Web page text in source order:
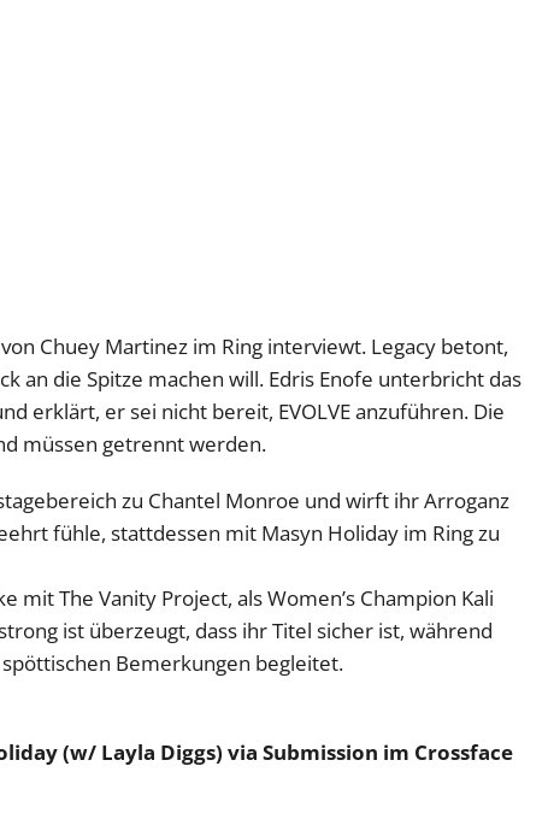
Chuey Martinez im Ring interviewt. Legacy betont,
an die Spitze machen will. Edris Enofe unterbricht das
erklärt, er sei nicht bereit, EVOLVE anzuführen. Die
müssen getrennt werden.
zu Chantel Monroe und wirft ihr Arroganz
fühle, stattdessen mit Masyn Holiday im Ring zu
mit The Vanity Project, als Women’s Champion Kali
ist überzeugt, dass ihr Titel sicher ist, während
Bemerkungen begleitet.
(w/ Layla Diggs) via Submission im Crossface